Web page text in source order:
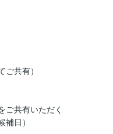
共有）
ご共有いただく
日）